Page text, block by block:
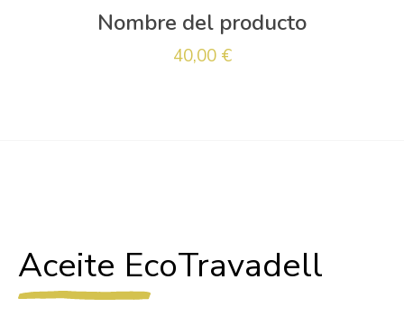
Nombre del producto
40,00€
Aceite EcoTravadell